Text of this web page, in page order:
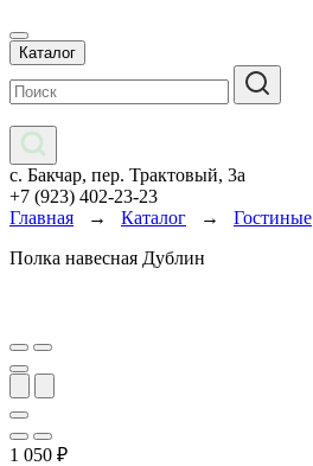
Каталог
с. Бакчар, пер. Трактовый, 3а
+7 (923) 402-23-23
Главная → Каталог → Гостиные
Полка навесная Дублин
1 050 ₽